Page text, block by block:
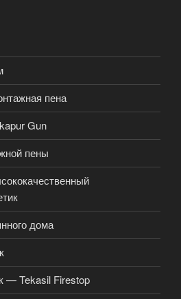
пена
Gun
пены
дома
— Tekasil Firestop